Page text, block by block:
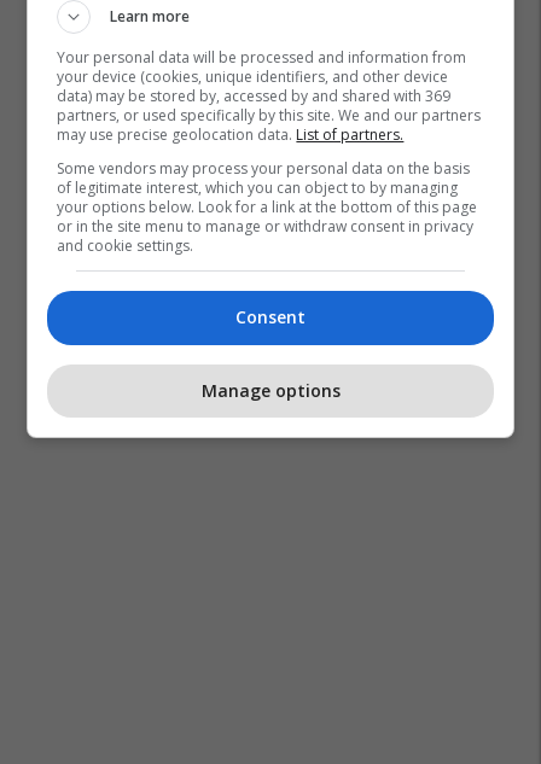
Learn more
Your personal data will be processed and information from
your device (cookies, unique identifiers, and other device
data) may be stored by, accessed by and shared with 369
partners, or used specifically by this site. We and our partners
may use precise geolocation data. List of partners.
Some vendors may process your personal data on the basis
of legitimate interest, which you can object to by managing
your options below. Look for a link at the bottom of this page
or in the site menu to manage or withdraw consent in privacy
and cookie settings.
Consent
Manage options